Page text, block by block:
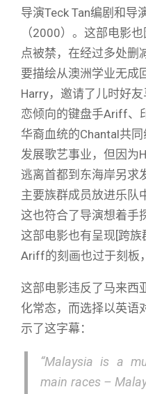
导演Teck Tan编剧和导
（2000）。这部电影
点被禁，在经过多处删
要描绘从澳洲学业无成
Harry，邀请了儿时好
恋倾向的键盘手Ariff、
华裔血统的Chantal共
发展歌艺事业，但因为
逃离首都到东海岸另求
主要族群成员放进乐队
这也符合了导演想着手
这部电影也有呈现[跨
Ariff的刻画也过于刻板
这部电影违反了马来西
化常态，而选择以英语
示了这字幕：
“Malaysia is a
main races –